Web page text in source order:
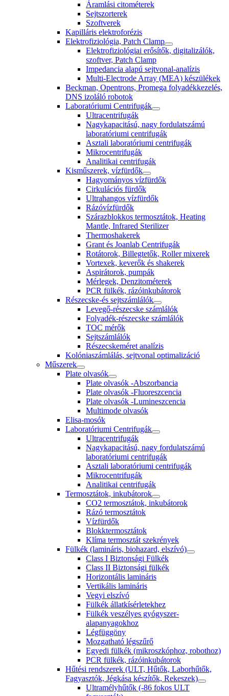
Áramlási citométerek
Sejtszorterek
Szoftverek
Kapilláris elektroforézis
Elektrofiziológia, Patch Clamp
Elektrofiziológiai erősítők, digitalizálók,
szoftver, Patch Clamp
Impedancia alapú sejtvonal-analízis
Multi-Electrode Array (MEA) készülékek
Beckman, Opentrons, Promega folyadékkezelés,
DNS izoláló robotok
Laboratóriumi Centrifugák
Ultracentrifugák
Nagykapacitású, nagy fordulatszámú
laboratóriumi centrifugák
Asztali laboratóriumi centrifugák
Mikrocentrifugák
Analitikai centrifugák
Kisműszerek, vízfürdők
Hagyományos vízfürdők
Cirkulációs fürdők
Ultrahangos vízfürdők
Rázóvízfürdők
Szárazblokkos termosztátok, Heating
Mantle, Infrared Sterilizer
Thermoshakerek
Grant és Joanlab Centrifugák
Rotátorok, Billegtetők, Roller mixerek
Vortexek, keverők és shakerek
Aspirátorok, pumpák
Mérlegek, Denzitométerek
PCR fülkék, rázóinkubátorok
Részecske-és sejtszámlálók
Levegő-részecske számlálók
Folyadék-részecske számlálók
TOC mérők
Sejtszámlálók
Részecskeméret analízis
Kolóniaszámlálás, sejtvonal optimalizáció
Műszerek
Plate olvasók
Plate olvasók -Abszorbancia
Plate olvasók -Fluoreszcencia
Plate olvasók -Lumineszcencia
Multimode olvasók
Elisa-mosók
Laboratóriumi Centrifugák
Ultracentrifugák
Nagykapacitású, nagy fordulatszámú
laboratóriumi centrifugák
Asztali laboratóriumi centrifugák
Mikrocentrifugák
Analitikai centrifugák
Termosztátok, inkubátorok
CO2 termosztátok, inkubátorok
Rázó termosztátok
Vízfürdők
Blokktermosztátok
Klíma termosztát szekrények
Fülkék (lamináris, biohazard, elszívó)
Class I Biztonsági Fülkék
Class II Biztonsági fülkék
Horizontális lamináris
Vertikális lamináris
Vegyi elszívó
Fülkék állatkísérletekhez
Fülkék veszélyes gyógyszer-
alapanyagokhoz
Légfüggöny
Mozgatható légszűrő
Egyedi fülkék (mikroszkóphoz, robothoz)
PCR fülkék, rázóinkubátorok
Hűtési rendszerek (ULT, Hűtők, Laborhűtők,
Fagyasztók, Jégkása készítők, Rekeszek)
Ultramélyhűtők (-86 fokos ULT